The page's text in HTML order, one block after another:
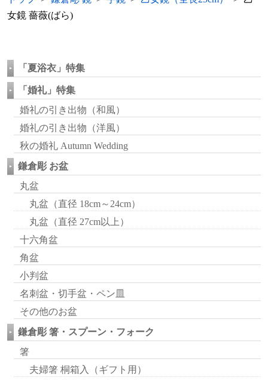
女鏡 薔薇(ばら)
「夏浴衣」特集
「婚礼」特集
婚礼の引き出物（和風）
婚礼の引き出物（洋風）
秋の婚礼 Autumn Wedding
鎌倉彫 お盆
丸盆
丸盆（直径 18cm～24cm）
丸盆（直径 27cm以上）
十六角盆
角盆
小判盆
名刺盆・切手盆・ペン皿
その他のお盆
鎌倉彫 箸・スプーン・フォーク
箸
夫婦箸 桐箱入（ギフト用）